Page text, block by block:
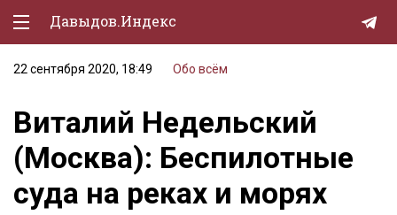
Давыдов.Индекс
Политическая жизнь
Экономика
Природа
Образование
22 сентября 2020, 18:49 Обо всём
Виталий Недельский
(Москва): Беспилотные
суда на реках и морях